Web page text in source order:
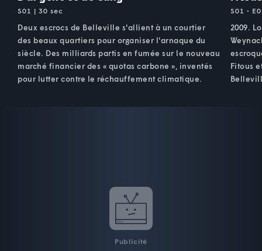
S01 | 30 sec
Deux escrocs de Belleville s'allient à un courtier
des beaux quartiers pour organiser l'arnaque du
siècle. Des milliards partis en fumée sur le nouveau
marché financier des « quotas carbone », inventés
pour lutter contre le réchauffement climatique.
S01 •
2009.
Fitous
Publicité